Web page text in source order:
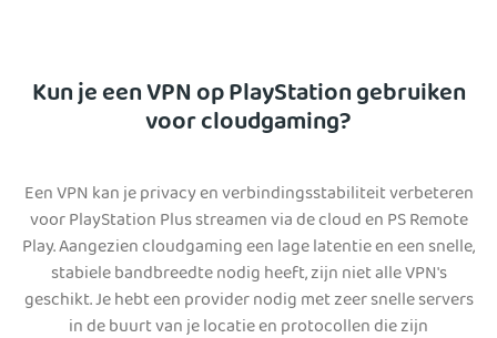
Kun je een VPN op PlayStation gebruiken
voor cloudgaming?
Een VPN kan je privacy en verbindingsstabiliteit verbeteren
voor PlayStation Plus streamen via de cloud en PS Remote
Play. Aangezien cloudgaming een lage latentie en een snelle,
stabiele bandbreedte nodig heeft, zijn niet alle VPN's
geschikt. Je hebt een provider nodig met zeer snelle servers
in de buurt van je locatie en protocollen die zijn